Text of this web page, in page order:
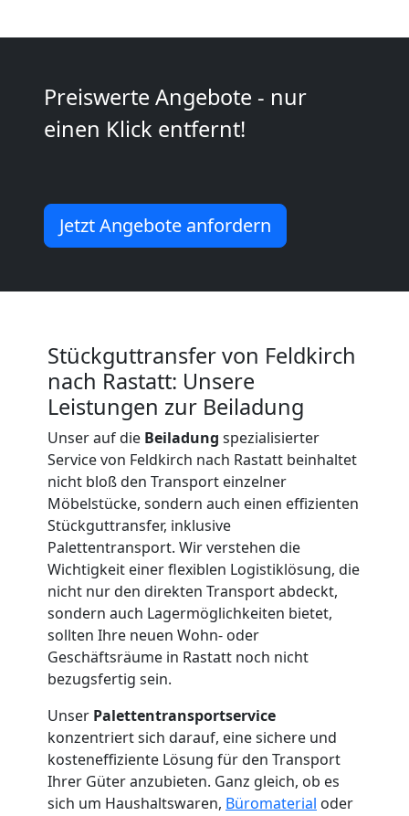
Preiswerte Angebote - nur
einen Klick entfernt!
Jetzt Angebote anfordern
Stückguttransfer von Feldkirch
nach Rastatt: Unsere
Leistungen zur Beiladung
Unser auf die Beiladung spezialisierter
Service von Feldkirch nach Rastatt beinhaltet
nicht bloß den Transport einzelner
Möbelstücke, sondern auch einen effizienten
Stückguttransfer, inklusive
Palettentransport. Wir verstehen die
Wichtigkeit einer flexiblen Logistiklösung, die
nicht nur den direkten Transport abdeckt,
sondern auch Lagermöglichkeiten bietet,
sollten Ihre neuen Wohn- oder
Geschäftsräume in Rastatt noch nicht
bezugsfertig sein.
Unser Palettentransportservice
konzentriert sich darauf, eine sichere und
kosteneffiziente Lösung für den Transport
Ihrer Güter anzubieten. Ganz gleich, ob es
sich um Haushaltswaren, Büromaterial oder
National
Möbeltransport
International
Beiladung
National
International
Internationaler
Umzug
Nationaler
Umzug